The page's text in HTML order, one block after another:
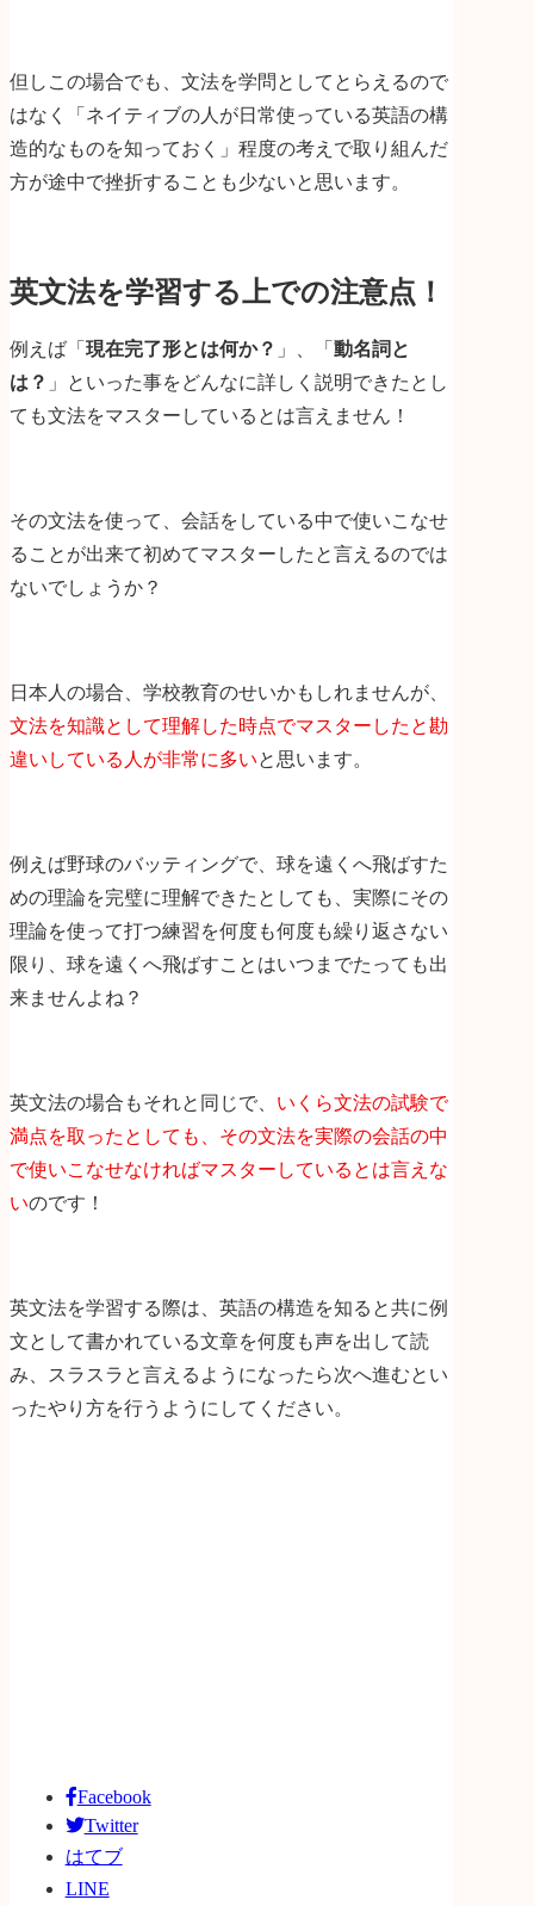
但しこの場合でも、文法を学問としてとらえるので
はなく「ネイティブの人が日常使っている英語の構
造的なものを知っておく」程度の考えで取り組んだ
方が途中で挫折することも少ないと思います。
英文法を学習する上での注意点！
例えば「 現在完了形とは何か？ 」、「 動名詞と
は？ 」といった事をどんなに詳しく説明できたとし
ても文法をマスターしているとは言えません！
その文法を使って、会話をしている中で使いこなせ
ることが出来て初めてマスターしたと言えるのでは
ないでしょうか？
日本人の場合、学校教育のせいかもしれませんが、
文法を知識として理解した時点でマスターしたと勘
違いしている人が非常に多いと思います。
例えば野球のバッティングで、球を遠くへ飛ばすた
めの理論を完璧に理解できたとしても、実際にその
理論を使って打つ練習を何度も何度も繰り返さない
限り、球を遠くへ飛ばすことはいつまでたっても出
来ませんよね？
英文法の場合もそれと同じで、 いくら文法の試験で
満点を取ったとしても、その文法を実際の会話の中
で使いこなせなければマスターしているとは言えな
いのです！
英文法を学習する際は、英語の構造を知ると共に例
文として書かれている文章を何度も声を出して読
み、スラスラと言えるようになったら次へ進むとい
ったやり方を行うようにしてください。
Facebook
Twitter
はてブ
LINE